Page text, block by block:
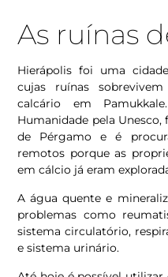
As ruínas
Hierápolis foi uma
cujas ruínas
calcário em
Humanidade pela
de Pérgamo e é
remotos porque as
em cálcio já eram
A água quente e
problemas como
sistema circulatório,
e sistema urinário.